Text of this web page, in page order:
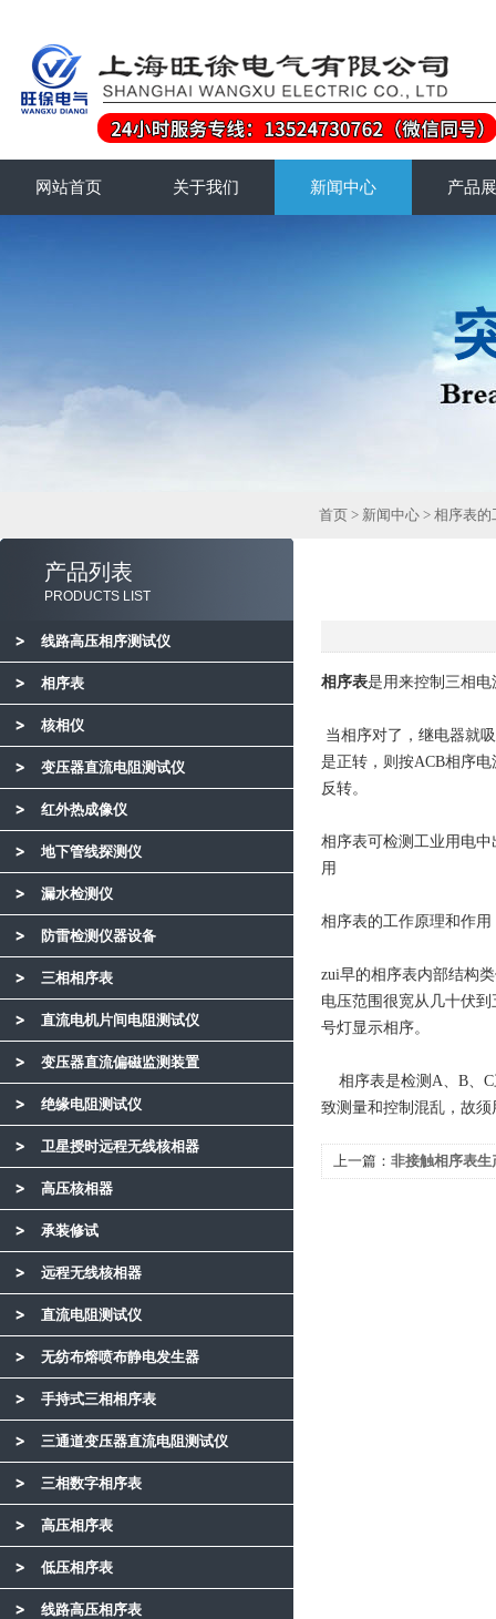
网站首页 关于我们 新闻中心 产品
产品列表
PRODUCTS LIST
线路高压相序测试仪
相序表
核相仪
变压器直流电阻测试仪
红外热成像仪
地下管线探测仪
漏水检测仪
防雷检测仪器设备
三相相序表
直流电机片间电阻测试仪
变压器直流偏磁监测装置
绝缘电阻测试仪
卫星授时远程无线核相器
高压核相器
承装修试
远程无线核相器
直流电阻测试仪
无纺布熔喷布静电发生器
手持式三相相序表
三通道变压器直流电阻测试仪
三相数字相序表
高压相序表
低压相序表
线路高压相序表
首页 > 新闻中心 > 相序表
相序表是用来控制三相
当相序对了，继电器就
是正转，则按ACB相序
反转。
相序表可检测工业用电
用
相序表的工作原理和作用
zui早的相序表内部结构
电压范围很宽从几十伏
号灯显示相序。
相序表是检测A、B、C
致测量和控制混乱，故
上一篇： 非接触相序表生